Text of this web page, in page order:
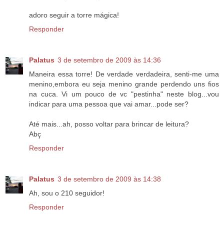
adoro seguir a torre mágica!
Responder
Palatus 3 de setembro de 2009 às 14:36
Maneira essa torre! De verdade verdadeira, senti-me uma
menino,embora eu seja menino grande perdendo uns fios
na cuca. Vi um pouco de vc "pestinha" neste blog...vou
indicar para uma pessoa que vai amar...pode ser?
Até mais...ah, posso voltar para brincar de leitura?
Abç
Responder
Palatus 3 de setembro de 2009 às 14:38
Ah, sou o 210 seguidor!
Responder